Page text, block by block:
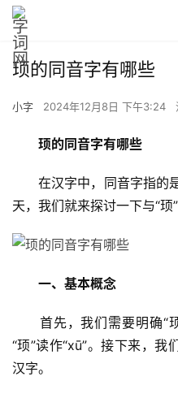
顼的同音字有哪些
小字 2024年12月8日 下午3:24
顼的同音字有哪些
在汉字中，同音字指的
天，我们就来探讨一下与“顼
一、基本概念
首先，我们需要明确“顼
“顼”读作“xū”。接下来，我
汉字。